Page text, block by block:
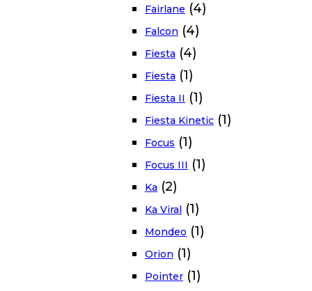
Fairlane (4)
Falcon (4)
Fiesta (4)
Fiesta (1)
Fiesta II (1)
Fiesta Kinetic (1)
Focus (1)
Focus III (1)
Ka (2)
Ka Viral (1)
Mondeo (1)
Orion (1)
Pointer (1)